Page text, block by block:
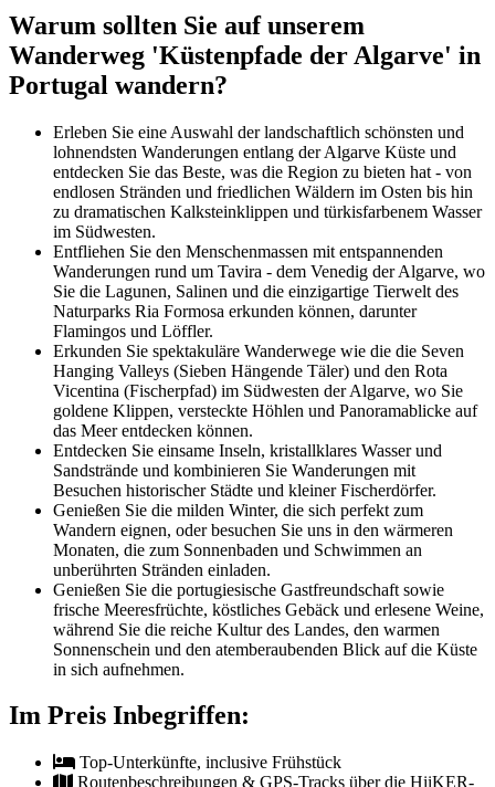
Warum sollten Sie auf unserem
Wanderweg 'Küstenpfade der Algarve' in
Portugal wandern?
Erleben Sie eine Auswahl der landschaftlich schönsten und
lohnendsten Wanderungen entlang der Algarve Küste und
entdecken Sie das Beste, was die Region zu bieten hat - von
endlosen Stränden und friedlichen Wäldern im Osten bis hin
zu dramatischen Kalksteinklippen und türkisfarbenem Wasser
im Südwesten.
Entfliehen Sie den Menschenmassen mit entspannenden
Wanderungen rund um Tavira - dem Venedig der Algarve, wo
Sie die Lagunen, Salinen und die einzigartige Tierwelt des
Naturparks Ria Formosa erkunden können, darunter
Flamingos und Löffler.
Erkunden Sie spektakuläre Wanderwege wie die die Seven
Hanging Valleys (Sieben Hängende Täler) und den Rota
Vicentina (Fischerpfad) im Südwesten der Algarve, wo Sie
goldene Klippen, versteckte Höhlen und Panoramablicke auf
das Meer entdecken können.
Entdecken Sie einsame Inseln, kristallklares Wasser und
Sandstrände und kombinieren Sie Wanderungen mit
Besuchen historischer Städte und kleiner Fischerdörfer.
Genießen Sie die milden Winter, die sich perfekt zum
Wandern eignen, oder besuchen Sie uns in den wärmeren
Monaten, die zum Sonnenbaden und Schwimmen an
unberührten Stränden einladen.
Genießen Sie die portugiesische Gastfreundschaft sowie
frische Meeresfrüchte, köstliches Gebäck und erlesene Weine,
während Sie die reiche Kultur des Landes, den warmen
Sonnenschein und den atemberaubenden Blick auf die Küste
in sich aufnehmen.
Im Preis Inbegriffen:
Top-Unterkünfte, inclusive Frühstück
Routenbeschreibungen & GPS-Tracks über die HiiKER-